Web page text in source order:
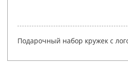
упаковка картонной коробки